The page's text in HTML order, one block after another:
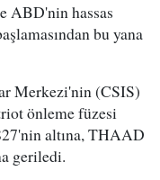
ABD'nin hassas
bu yana
Merkezi'nin (CSIS)
önleme füzesi
altına, THAAD
geriledi.